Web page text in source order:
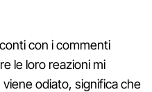
con i commenti
le loro reazioni mi
odiato, significa che